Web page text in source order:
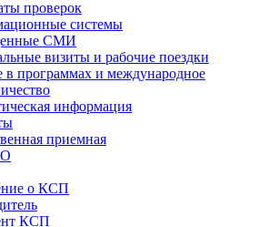
проверок
системы
СМИ
визиты и рабочие поездки
в программах и международное
информация
приемная
о КСП
КСП